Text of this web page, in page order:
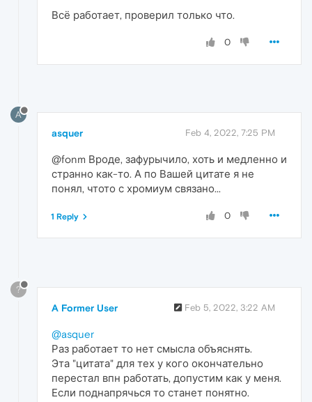
Всё работает, проверил только что.
0
A
asquer Feb 4, 2022, 7:25 PM
@fonm Вроде, зафурычило, хоть и медленно и
странно как-то. А по Вашей цитате я не
понял, чтото с хромиум связано...
0
1 Reply
?
A Former User Feb 5, 2022, 3:22 AM
@asquer
Раз работает то нет смысла объяснять.
Эта "цитата" для тех у кого окончательно
перестал впн работать, допустим как у меня.
Если поднапрячься то станет понятно.